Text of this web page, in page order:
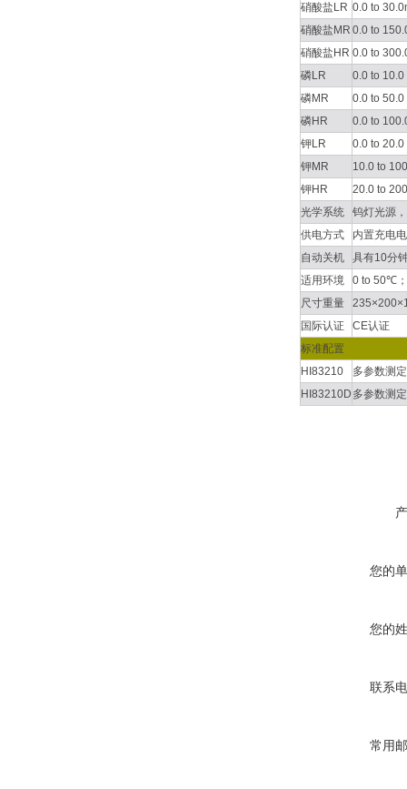
硝酸盐LR 0.0 to
硝酸盐MR 0.0 to
硝酸盐HR 0.0 to
磷LR
0.0 to 10.0
磷MR
0.0 to 50.0
磷HR
0.0 to
钾LR
0.0 to 20.0
钾MR
10.0 to
钾HR
20.0 to
光学系统
钨灯光源
供电方式
内置充电
自动关机
具有10分
适用环境
0 to 50℃
尺寸重量
国际认证
CE认证
标准配置
HI83210
多参数测
HI83210D 多参数测
您的
您的
联系
常用